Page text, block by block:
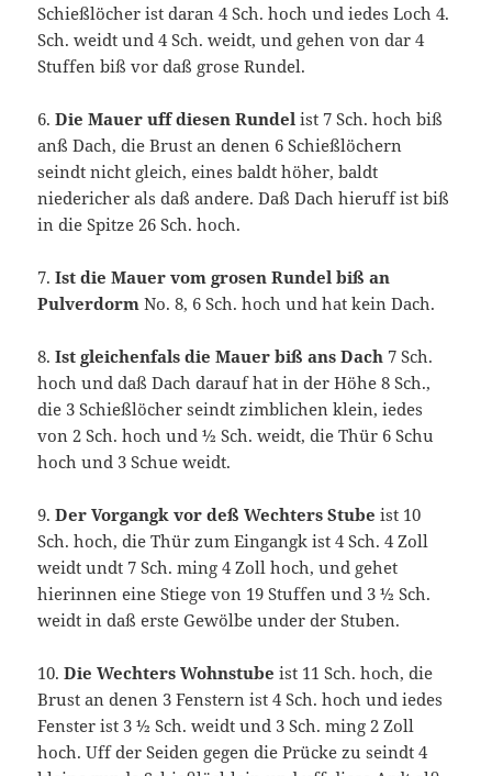
Schießlöcher ist daran 4 Sch. hoch und iedes Loch 4.
Sch. weidt und 4 Sch. weidt, und gehen von dar 4
Stuffen biß vor daß grose Rundel.
6.Die Mauer uff diesen Rundel ist 7 Sch. hoch biß
anß Dach, die Brust an denen 6 Schießlöchern
seindt nicht gleich, eines baldt höher, baldt
niedericher als daß andere. Daß Dach hieruff ist biß
in die Spitze 26 Sch. hoch.
7.Ist die Mauer vom grosen Rundel biß an
Pulverdorm No. 8, 6 Sch. hoch und hat kein Dach.
8.Ist gleichenfals die Mauer biß ans Dach 7 Sch.
hoch und daß Dach darauf hat in der Höhe 8 Sch.,
die 3 Schießlöcher seindt zimblichen klein, iedes
von 2 Sch. hoch und ½ Sch. weidt, die Thür 6 Schu
hoch und 3 Schue weidt.
9.Der Vorgangk vor deß Wechters Stube ist 10
Sch. hoch, die Thür zum Eingangk ist 4 Sch. 4 Zoll
weidt undt 7 Sch. ming 4 Zoll hoch, und gehet
hierinnen eine Stiege von 19 Stuffen und 3 ½ Sch.
weidt in daß erste Gewölbe under der Stuben.
10.Die Wechters Wohnstube ist 11 Sch. hoch, die
Brust an denen 3 Fenstern ist 4 Sch. hoch und iedes
Fenster ist 3 ½ Sch. weidt und 3 Sch. ming 2 Zoll
hoch. Uff der Seiden gegen die Prücke zu seindt 4